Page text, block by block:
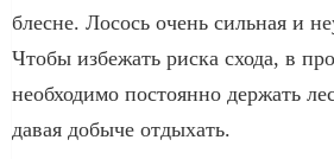
блесне. Лосось очень сильная и
Чтобы избежать риска схода, в
необходимо постоянно держать
давая добыче отдыхать.